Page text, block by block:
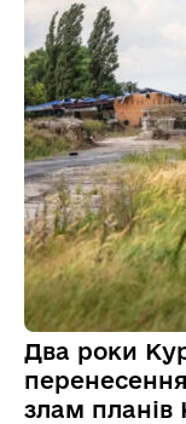
Два роки
злам планів